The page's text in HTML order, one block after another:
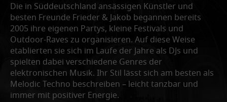
Die in Süddeutschland ansässigen Künstler und
besten Freunde Frieder & Jakob begannen bereits
2005 ihre eigenen Partys, kleine Festivals und
Outdoor-Raves zu organisieren. Auf diese Weise
etablierten sie sich im Laufe der Jahre als DJs und
spielten dabei verschiedene Genres der
elektronischen Musik. Ihr Stil lässt sich am besten als
Melodic Techno beschreiben – leicht tanzbar und
immer mit positiver Energie.